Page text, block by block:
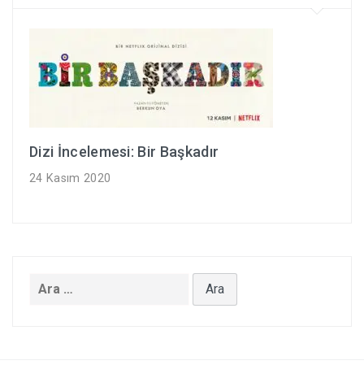
Dizi İncelemesi: Bir Başkadır
24 Kasım 2020
Arama: